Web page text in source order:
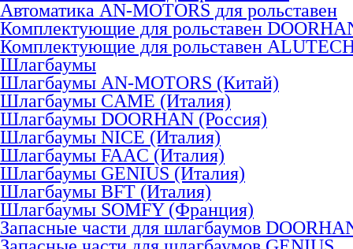
Автоматика AN-MOTORS для рольставен
Комплектующие для рольставен
Комплектующие для рольставен
Шлагбаумы
Шлагбаумы AN-MOTORS (Китай)
Шлагбаумы CAME (Италия)
Шлагбаумы DOORHAN (Россия)
Шлагбаумы NICE (Италия)
Шлагбаумы FAAC (Италия)
Шлагбаумы GENIUS (Италия)
Шлагбаумы BFT (Италия)
Шлагбаумы SOMFY (Франция)
Запасные части для шлагбаумов